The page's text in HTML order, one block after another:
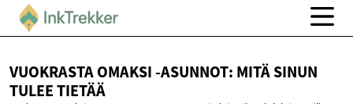
VUOKRASTA OMAKSI -ASUNNOT: MITÄ SINUN
TULEE TIETÄÄ